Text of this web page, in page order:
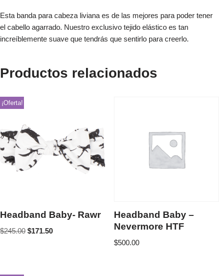
Esta banda para cabeza liviana es de las mejores para poder tener
el cabello agarrado. Nuestro exclusivo tejido elástico es tan
increíblemente suave que tendrás que sentirlo para creerlo.
Productos relacionados
¡Oferta!
Headband Baby- Rawr
$245.00 $171.50
Headband Baby –
Nevermore HTF
$500.00